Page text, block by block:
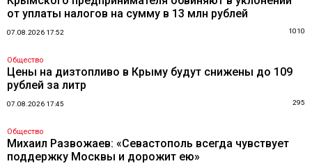
от уплаты налогов на сумму в 13 млн рублей
07.08.2026 17:52 1010
Общество
Цены на дизтопливо в Крыму будут снижены до 109
рублей за литр
07.08.2026 17:45 295
Общество
Михаил Развожаев: «Севастополь всегда чувствует
поддержку Москвы и дорожит ею»